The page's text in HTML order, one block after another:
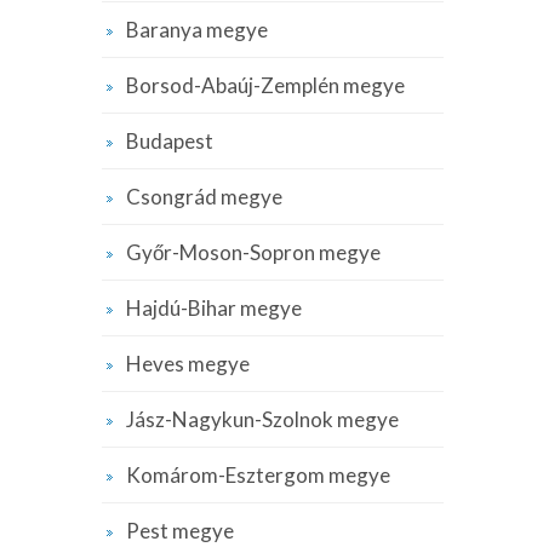
Baranya megye
Borsod-Abaúj-Zemplén megye
Budapest
Csongrád megye
Győr-Moson-Sopron megye
Hajdú-Bihar megye
Heves megye
Jász-Nagykun-Szolnok megye
Komárom-Esztergom megye
Pest megye